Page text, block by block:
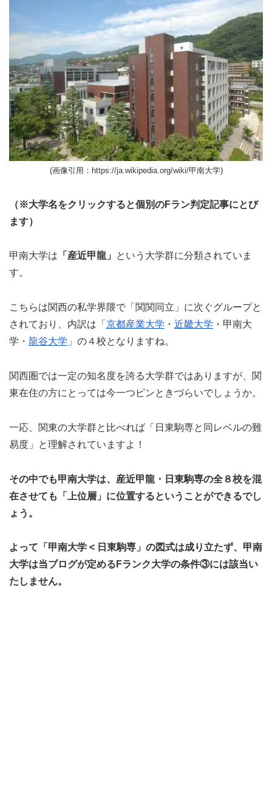
(画像引用：https://ja.wikipedia.org/wiki/甲南大学)
（※大学名をクリックすると個別のFラン判定記事にとび
ます）
甲南大学は 「産近甲龍」
という大学群に分類されていま
す。
こちらは関西の私学界隈で「関関同立」に次ぐグループと
されており、内訳は「 京都産業大学 ・ 近畿大学 ・甲南大
学・ 龍谷大学 」の４校となりますね。
関西圏では一定の知名度を誇る大学群ではありますが、関
東在住の方にとっては今一つピンときづらいでしょうか。
一応、関東の大学群と比べれば「日東駒専と同レベルの難
易度」と理解されていますよ！
その中でも甲南大学は、産近甲龍・日東駒専の全８校を混
在させても「上位層」に位置するということができるでし
ょう。
よって「甲南大学 < 日東駒専」の図式は成り立たず、甲南
大学は当ブログが定めるFランク大学の条件③には該当い
たしません。